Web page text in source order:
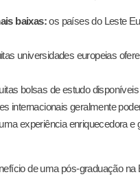
baixas:os países do Leste
universidades europeias
bolsas de estudo
internacionais geralmente
experiência enriquecedora
de uma pós-graduação na